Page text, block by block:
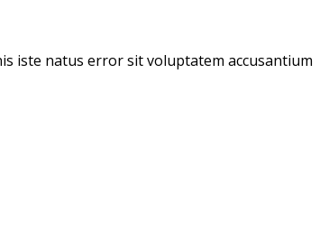
iste natus error sit voluptatem accusantium